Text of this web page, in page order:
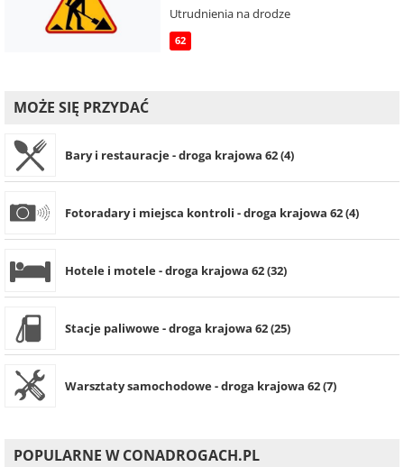
Utrudnienia na drodze
62
MOŻE SIĘ PRZYDAĆ
Bary i restauracje - droga krajowa 62 (4)
Fotoradary i miejsca kontroli - droga krajowa 62 (4)
Hotele i motele - droga krajowa 62 (32)
Stacje paliwowe - droga krajowa 62 (25)
Warsztaty samochodowe - droga krajowa 62 (7)
POPULARNE W CONADROGACH.PL